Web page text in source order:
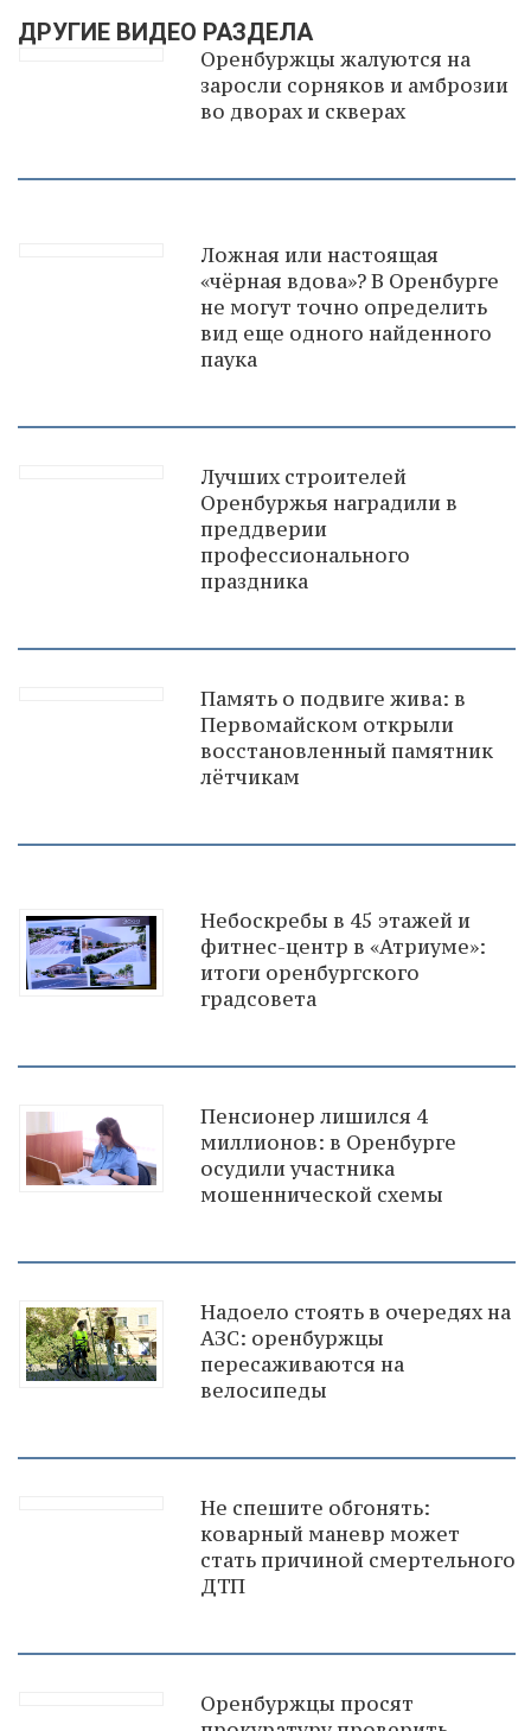
ДРУГИЕ ВИДЕО РАЗДЕЛА
Оренбуржцы жалуются на
заросли сорняков и амброзии
во дворах и скверах
Ложная или настоящая
«чёрная вдова»? В Оренбурге
не могут точно определить
вид еще одного найденного
паука
Лучших строителей
Оренбуржья наградили в
преддверии
профессионального
праздника
Память о подвиге жива: в
Первомайском открыли
восстановленный памятник
лётчикам
Небоскребы в 45 этажей и
фитнес-центр в «Атриуме»:
итоги оренбургского
градсовета
Пенсионер лишился 4
миллионов: в Оренбурге
осудили участника
мошеннической схемы
Надоело стоять в очередях на
АЗС: оренбуржцы
пересаживаются на
велосипеды
Не спешите обгонять:
коварный маневр может
стать причиной смертельного
ДТП
Оренбуржцы просят